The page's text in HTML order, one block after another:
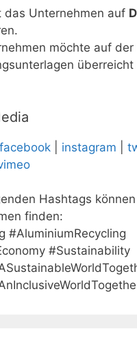
das Unternehmen auf
möchte auf der
überreicht
facebook instagram
Hashtags
finden:
#AluminiumRecycling
#Sustainability